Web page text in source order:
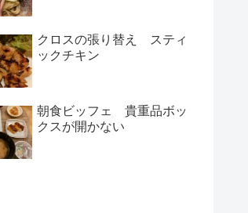
クロスの張り替え スティ
ックチキン
朝食ビッフェ 貴重品ボッ
クスが開かない